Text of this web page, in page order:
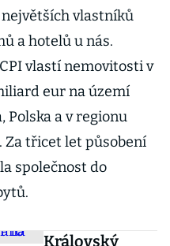
vlastníků
a hotelů u nás.
vlastí nemovitosti v
eur na území
Polska a v regionu
Za třicet let působení
společnost do
Královský